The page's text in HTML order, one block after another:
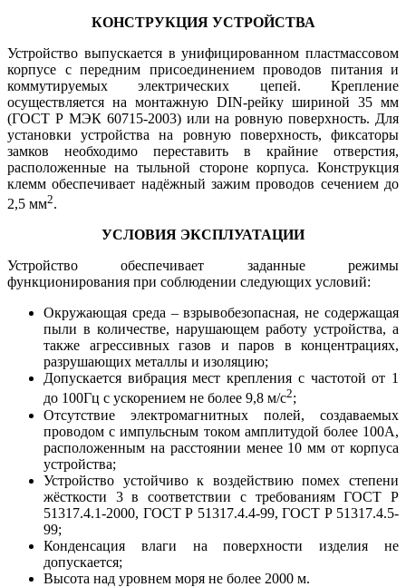
КОНСТРУКЦИЯ УСТРОЙСТВА
Устройство выпускается в унифицированном пластмассовом
корпусе с передним присоединением проводов питания и
коммутируемых электрических цепей. Крепление
осуществляется на монтажную DIN-рейку шириной 35 мм
(ГОСТ Р МЭК 60715-2003) или на ровную поверхность. Для
установки устройства на ровную поверхность, фиксаторы
замков необходимо переставить в крайние отверстия,
расположенные на тыльной стороне корпуса. Конструкция
клемм обеспечивает надёжный зажим проводов сечением до
2,5 мм2.
УСЛОВИЯ ЭКСПЛУАТАЦИИ
Устройство обеспечивает заданные режимы
функционирования при соблюдении следующих условий:
Окружающая среда – взрывобезопасная, не содержащая
пыли в количестве, нарушающем работу устройства, а
также агрессивных газов и паров в концентрациях,
разрушающих металлы и изоляцию;
Допускается вибрация мест крепления с частотой от 1
до 100Гц с ускорением не более 9,8 м/с2;
Отсутствие электромагнитных полей, создаваемых
проводом с импульсным током амплитудой более 100А,
расположенным на расстоянии менее 10 мм от корпуса
устройства;
Устройство устойчиво к воздействию помех степени
жёсткости 3 в соответствии с требованиям ГОСТ Р
51317.4.1-2000, ГОСТ Р 51317.4.4-99, ГОСТ Р 51317.4.5-
99;
Конденсация влаги на поверхности изделия не
допускается;
Высота над уровнем моря не более 2000 м.